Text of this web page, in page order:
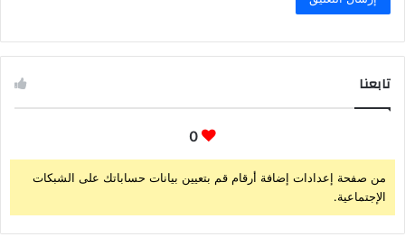
تابعنا
0
من صفحة إعدادات إضافة أرقام قم بتعيين بيانات حساباتك على الشبكات
الإجتماعية.